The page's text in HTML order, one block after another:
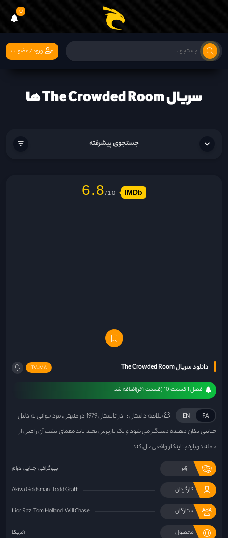
0
ورود/عضویت
سریال The Crowded Room ها
جستجوی پیشرفته
دانلود سریال The Crowded Room TV-MA
فصل 1 قسمت 10 (قسمت آخر)اضافه شد
FA
EN خلاصه داستان :
در تابستان 1979 در منهتن، مرد جوانی به دلیل
جنایتی تکان دهنده دستگیر می شود و یک بازپرس بعید باید معمای پشت آن را قبل از
حمله دوباره جنایتکار واقعی حل کند.
ژانر بیوگرافی جنایی درام
کارگردان Akiva Goldsman Todd Graff
ستارگان Lior Raz Tom Holland Will Chase
محصول آمریکا
6.8 IMDb